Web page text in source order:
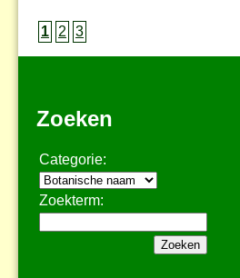
1 2 3
Zoeken
Categorie:
Zoekterm: